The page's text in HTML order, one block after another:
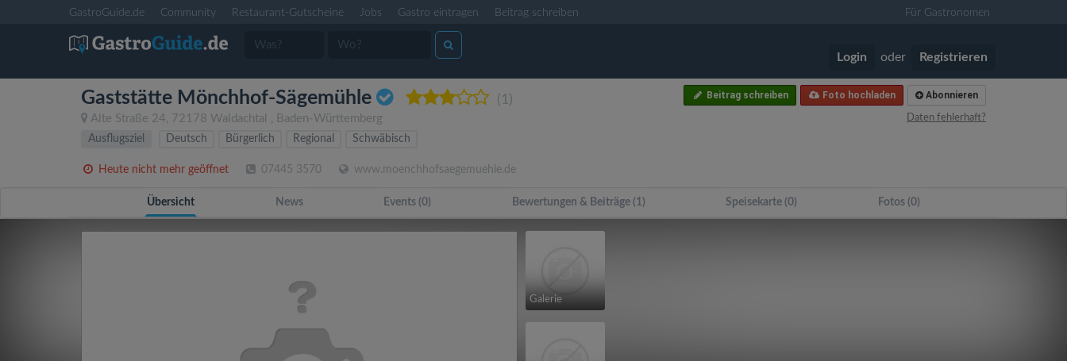
GastroGuide.de Community Restaurant-Gutscheine Jobs Gastro eintragen Beitrag schreiben Für Gastronomen
Login oder Registrieren
Gaststätte Mönchhof-Sägemühle (1)
Alte Straße 24, 72178 Waldachtal , Baden-Württemberg
Abonnieren
Foto hochladen
Beitrag schreiben
Daten fehlerhaft?
Ausflugsziel Deutsch Bürgerlich Regional Schwäbisch
Heute nicht mehr geöffnet 07445 3570 www.moenchhofsaegemuehle.de
Übersicht News Events (0) Bewertungen & Beiträge (1) Speisekarte (0) Fotos (0)
Galerie